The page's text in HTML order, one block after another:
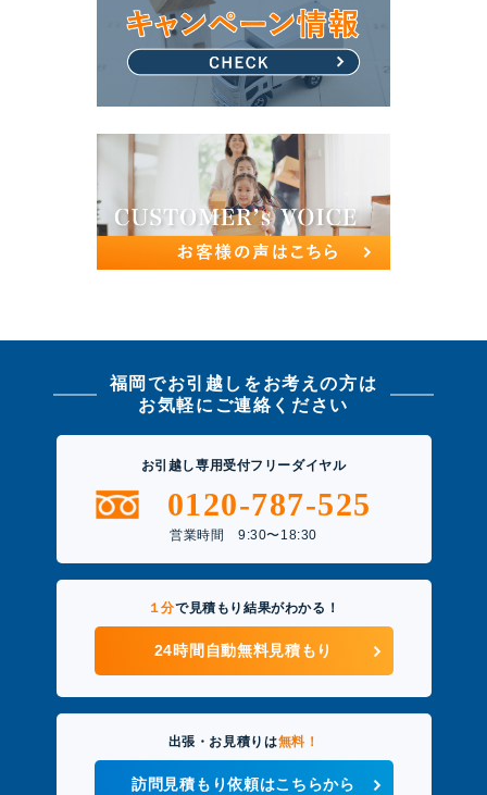
福岡でお引越しをお考えの方は
お気軽にご連絡ください
お引越し専用受付フリーダイヤル
0120-787-525
営業時間 9:30〜18:30
１分で見積もり結果がわかる！
24時間自動無料見積もり
出張・お見積りは無料！
訪問見積もり依頼はこちらから